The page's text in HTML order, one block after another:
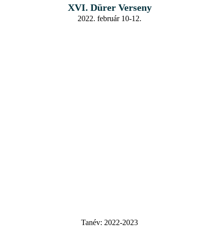
XVI. Dürer Verseny
2022. február 10-12.
Tanév: 2022-2023